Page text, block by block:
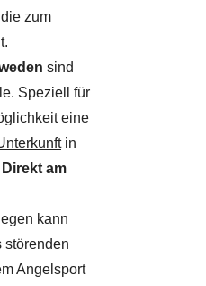
zum
sind
Speziell für
eine
in
Direkt am
kann
störenden
Angelsport